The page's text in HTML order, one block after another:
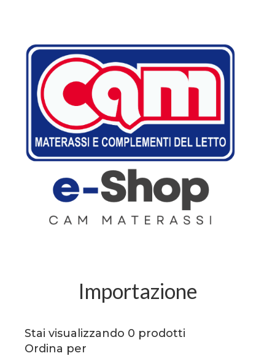
Importazione
Stai visualizzando 0 prodotti
Ordina per